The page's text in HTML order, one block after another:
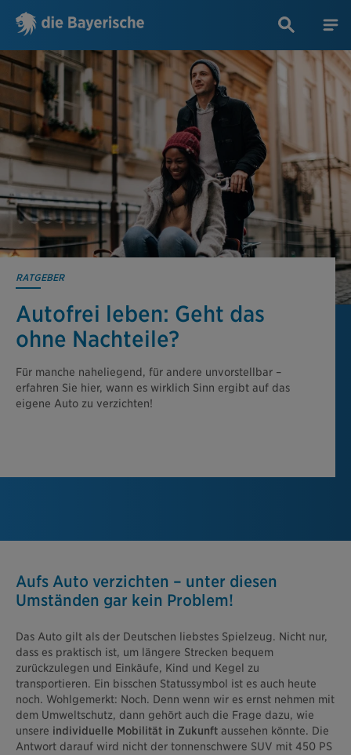
RATGEBER
Autofrei leben: Geht das
ohne Nachteile?
Für manche naheliegend, für andere unvorstellbar –
erfahren Sie hier, wann es wirklich Sinn ergibt auf das
eigene Auto zu verzichten!
Aufs Auto verzichten – unter diesen
Umständen gar kein Problem!
Das Auto gilt als der Deutschen liebstes Spielzeug. Nicht nur,
dass es praktisch ist, um längere Strecken bequem
zurückzulegen und Einkäufe, Kind und Kegel zu
transportieren. Ein bisschen Statussymbol ist es auch heute
noch. Wohlgemerkt: Noch. Denn wenn wir es ernst nehmen mit
dem Umweltschutz, dann gehört auch die Frage dazu, wie
unsere individuelle Mobilität in Zukunft aussehen könnte. Die
Antwort darauf wird nicht der tonnenschwere SUV mit 450 PS